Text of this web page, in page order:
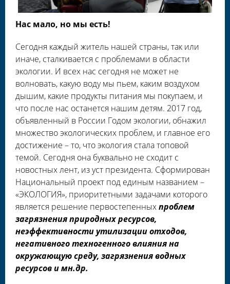
Нас мало, но мы есть!
Сегодня каждый житель нашей страны, так или
иначе, сталкивается с проблемами в области
экологии. И всех нас сегодня не может не
волновать, какую воду мы пьем, каким воздухом
дышим, какие продукты питания мы покупаем, и
что после нас останется нашим детям. 2017 год,
объявленный в России Годом экологии, обнажил
множество экологических проблем, и главное его
достижение – то, что экология стала топовой
темой. Сегодня она буквально не сходит с
новостных лент, из уст президента. Сформирован
Национальный проект под единым названием –
«ЭКОЛОГИЯ», приоритетными задачами которого
является решение первостепенныхпроблем
загрязнения природных ресурсов,
неэффективности утилизации отходов,
негативного техногенного влияния на
окружающую среду, загрязнения водных
ресурсов и мн.др.